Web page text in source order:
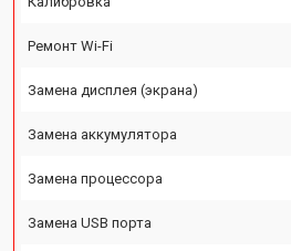
Ремонт Wi-Fi
Замена дисплея (экрана)
Замена аккумулятора
Замена процессора
Замена USB порта